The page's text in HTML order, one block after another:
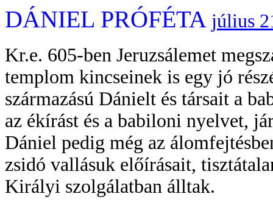
DÁNIEL PRÓFÉTA július
Kr.e. 605-ben Jeruzsálemet
templom kincseinek is egy jó
származású Dánielt és társait a
az ékírást és a babiloni nyelvet,
Dániel pedig még az
zsidó vallásuk előírásait,
Királyi szolgálatban álltak.